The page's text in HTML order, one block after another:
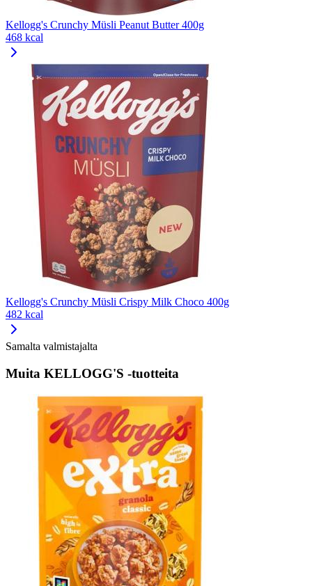
Kellogg's Crunchy Müsli Peanut Butter 400g
468 kcal
Kellogg's Crunchy Müsli Crispy Milk Choco 400g
482 kcal
Samalta valmistajalta
Muita KELLOGG'S -tuotteita